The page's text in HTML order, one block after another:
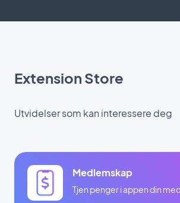
Extension Store
Utvidelser som kan interessere deg
Medlemskap
Tjen penger i appen din